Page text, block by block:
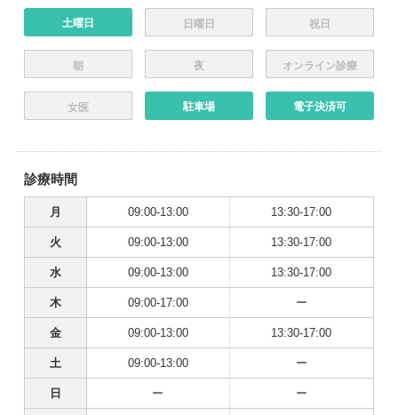
土曜日 日曜日 祝日
朝 夜 オンライン診療
女医 駐車場 電子決済可
診療時間
月 09:00-13:00 13:30-17:00
火 09:00-13:00 13:30-17:00
水 09:00-13:00 13:30-17:00
木 09:00-17:00 ー
金 09:00-13:00 13:30-17:00
土 09:00-13:00 ー
日 ー ー